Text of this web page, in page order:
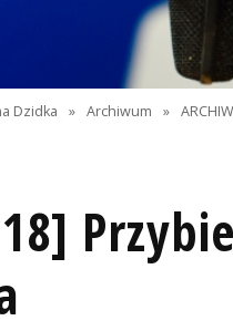
Dzidka » Archiwum »